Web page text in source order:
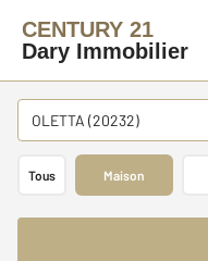
CENTURY 21
Dary Immobilier
OLETTA (20232)
Tous Maison